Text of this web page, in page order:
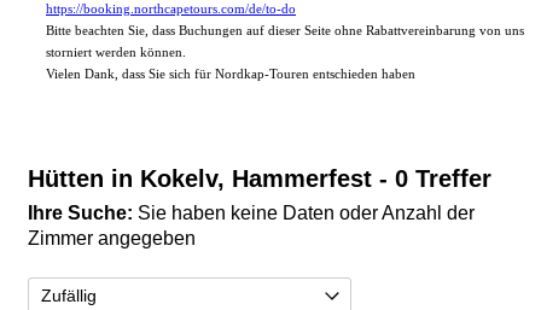
https://booking.northcapetours.com/de/to-do
Bitte beachten Sie, dass Buchungen auf dieser Seite ohne Rabattvereinbarung von uns
storniert werden können.
Vielen Dank, dass Sie sich für Nordkap-Touren entschieden haben
Hütten in Kokelv, Hammerfest - 0 Treffer
Ihre Suche: Sie haben keine Daten oder Anzahl der
Zimmer angegeben